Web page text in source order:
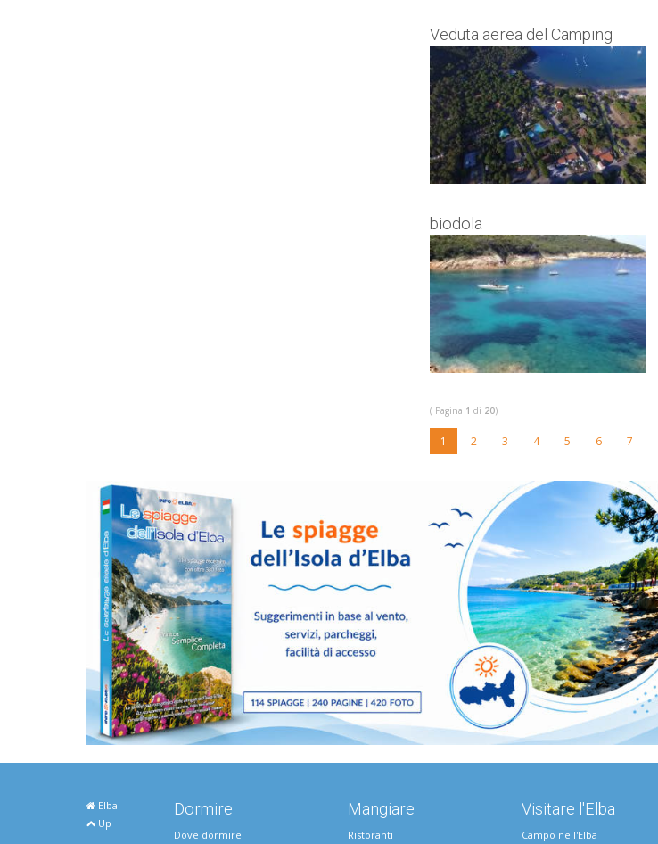
Veduta aerea del Camping
Lacona Pineta
biodola
( Pagina 1 di 20)
1 2 3 4 5 6 7
Elba
Up
Dormire
Dove dormire
Mangiare
Ristoranti
Visitare l'Elba
Campo nell'Elba